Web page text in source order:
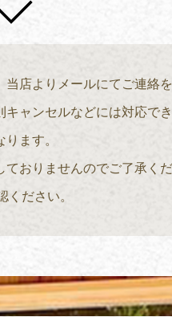
店よりメールにてご連絡を
ャンセルなどには対応でき
ます。
おりませんのでご了承くだ
ださい。